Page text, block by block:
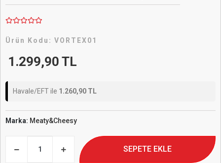
Ürün Kodu: VORTEX01
1.299,90 TL
Havale/EFT ile 1.260,90 TL
Marka: Meaty&Cheesy
SEPETE EKLE